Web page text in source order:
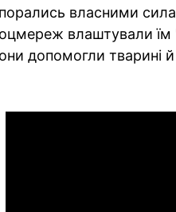
власними
влаштували їм
допомогли тварині